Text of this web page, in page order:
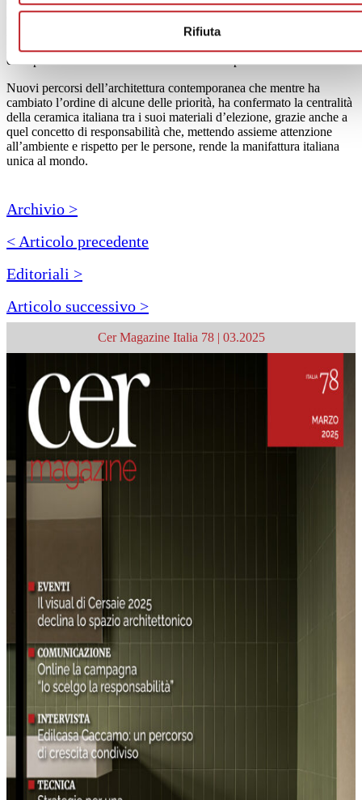
Rifiuta
creare valore, grazie alla capacità di creare pavimenti
impermeabilizzati ed ingelivi, vialetti pedonali pubblici e privati,
con spessori di 2 o 3 centimetri dalle elevate prestazioni tecniche.
Nuovi percorsi dell’architettura contemporanea che mentre ha
cambiato l’ordine di alcune delle priorità, ha confermato la centralità
della ceramica italiana tra i suoi materiali d’elezione, grazie anche a
quel concetto di responsabilità che, mettendo assieme attenzione
all’ambiente e rispetto per le persone, rende la manifattura italiana
unica al mondo.
Archivio >
< Articolo precedente
Editoriali >
Articolo successivo >
Cer Magazine Italia 78 | 03.2025